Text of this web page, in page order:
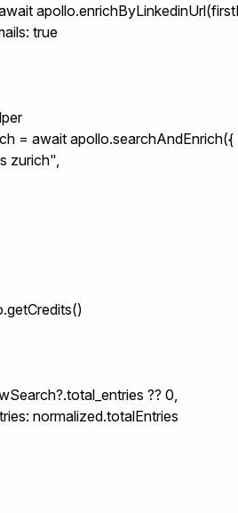
true
= await apollo.searchAndEnrich({
zurich",
?? 0,
normalized.totalEntries